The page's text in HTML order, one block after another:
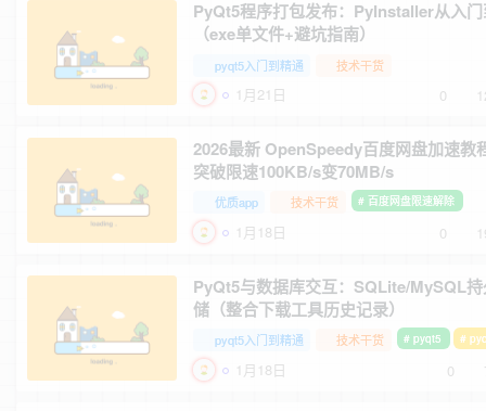
PyQt5程序打包发布：PyInstaller从入
（exe单文件+避坑指南）
pyqt5入门到精通 技术干货
1月21日 0
2026最新 OpenSpeedy百度网盘加速教
突破限速100KB/s变70MB/s
优质app 技术干货 # 百度网盘限速解除
1月18日 0
PyQt5与数据库交互：SQLite/MySQL
储（整合下载工具历史记录）
pyqt5入门到精通 技术干货 # pyqt5 #
1月18日 0